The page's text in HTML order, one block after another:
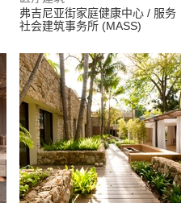
弗吉尼亚街家庭健康中心 / 服务
社会建筑事务所 (MASS)